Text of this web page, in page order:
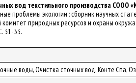
вод текстильного производства СООО
проблемы экологии : сборник научных
природных ресурсов и охраны
31-33.
воды, Очистка сточных вод, Конте Спа,